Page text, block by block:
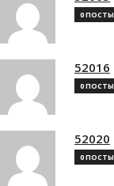
0 ПОСТЫ
52016
0 ПОСТЫ
52020
0 ПОСТЫ